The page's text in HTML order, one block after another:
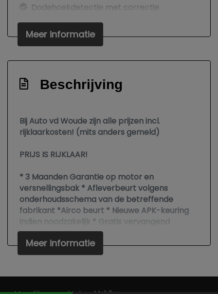
Dodehoekdetectie met correctie
Draadloze telefoonlader
Elektrisch bedienbare achterklep met
Geluidsisolerend glas
Hoofd airbag(s) voor
Keyless start
Knie airbag(s)
Luchtvering
Matrix led koplampen
Passagiersairbag
Premium metaalkleur
Rijstrooksensor met correctie
Meer informatie
Beschrijving
Bij Auto vd Woude zijn alle prijzen incl.
rijklaarkosten! (mits anders gemeld)
PRIJS IS RIJKLAAR!
* 3 Maanden Garantie op motor en
versnellingsbak * Afleverbeurt volgens
onderhoudsschema van de betreffende
fabrikant *Airco beurt * Nieuwe APK-keuring
indien noodzakelijk * Gratis vervangend
vervoer tijdens garantiewerkzaamheden *
Poetsen *
21-07 t/m 08-08.
Vanaf 10-08 zijn wij weer geopend!
Meer informatie